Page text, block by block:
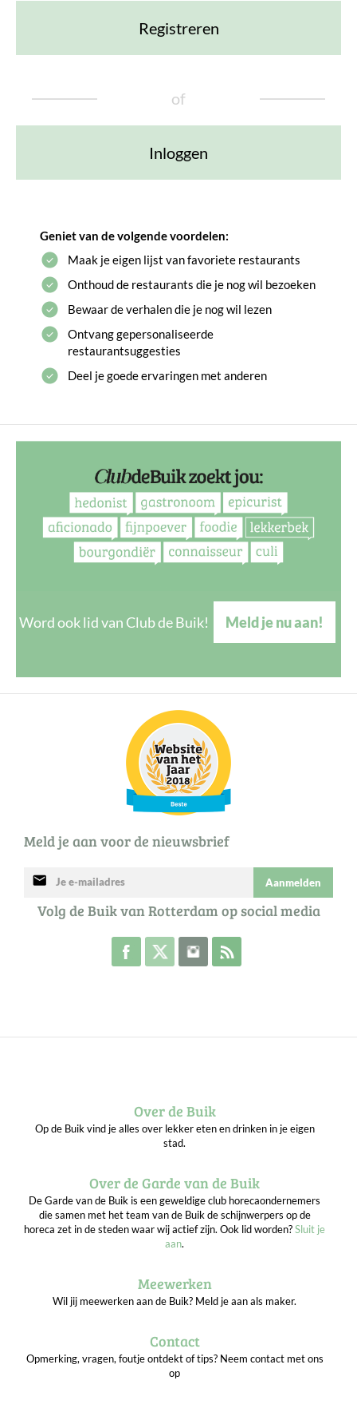
Registreren
of
Inloggen
Geniet van de volgende voordelen:
Maak je eigen lijst van favoriete restaurants
Onthoud de restaurants die je nog wil bezoeken
Bewaar de verhalen die je nog wil lezen
Ontvang gepersonaliseerde
restaurantsuggesties
Deel je goede ervaringen met anderen
Word ook lid van Club de Buik! Meld je nu aan!
Meld je aan voor de nieuwsbrief
mail Aanmelden
Volg de Buik van Rotterdam op social media
Volg de Buik op Facebook
Volg de Buik op Twitter
Volg de Buik op Instagram
Over de Buik
Op de Buik vind je alles over lekker eten en drinken in je eigen
stad.
Over de Garde van de Buik
De Garde van de Buik is een geweldige club horecaondernemers
die samen met het team van de Buik de schijnwerpers op de
horeca zet in de steden waar wij actief zijn. Ook lid worden?Sluit je
aan.
Meewerken
Wil jij meewerken aan de Buik? Meld je aan als maker.
Contact
Opmerking, vragen, foutje ontdekt of tips? Neem contact met ons
op